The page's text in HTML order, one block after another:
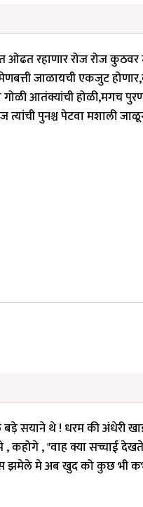
ओढत रहाणार रोज रोज कुठवर
जाळायची एकजुट
आतंक्यांची होळी,मगच
त्यांची पुनश्च पेटवा मशाली
सयाने थे ! धरम की अंधेरी
कहोगे , "वाह क्या सच्चाई
झमेले मे अब खुद को कुछ भी